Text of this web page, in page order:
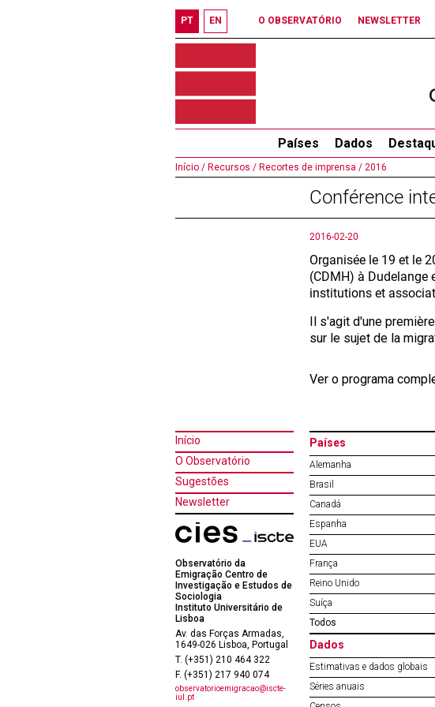
PT EN O OBSERVATÓRIO NEWSLETTER
Países Dados
Início / Recursos / Recortes de imprensa / 2016
Conférence
2016-02-20
Organisée le 19 et le
(CDMH) à Dudelange
institutions et
Il s'agit d'une
sur le sujet de la
Ver o programa
Início
O Observatório
Sugestões
Newsletter
Observatório da
Emigração Centro de
Investigação e Estudos de
Sociologia
Instituto Universitário de
Lisboa
Av. das Forças Armadas,
1649-026 Lisboa, Portugal
T. (+351) 210 464 322
F. (+351) 217 940 074
observatorioemigracao@iscte-
iul.pt
Países
Alemanha
Brasil
Canadá
Espanha
EUA
França
Reino Unido
Suíça
Todos
Dados
Estimativas e dados globais
Séries anuais